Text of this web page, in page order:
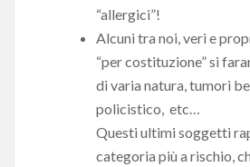
“allergici”!
Alcuni tra noi, veri e
“per costituzione” si
di varia natura, tumori
policistico, etc…
Questi ultimi soggetti
categoria più a rischio,